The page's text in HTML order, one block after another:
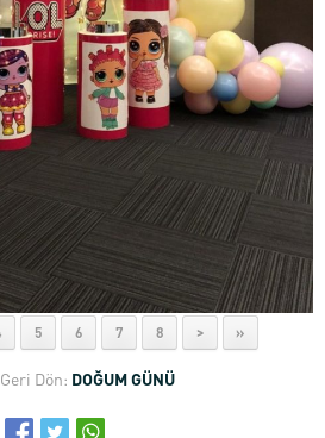
5 6 7 8 > »
Dön: DOĞUM GÜNÜ